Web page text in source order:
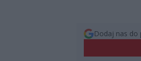
Dodaj nas do